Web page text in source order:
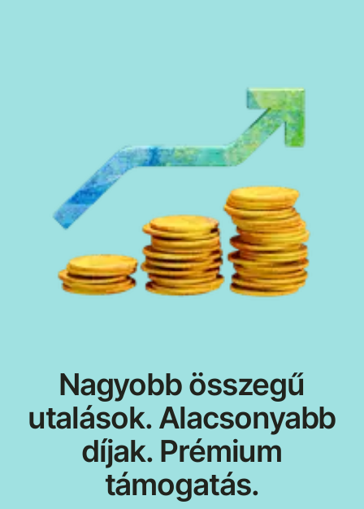
Nagyobb összegű
utalások. Alacsonyabb
díjak. Prémium
támogatás.